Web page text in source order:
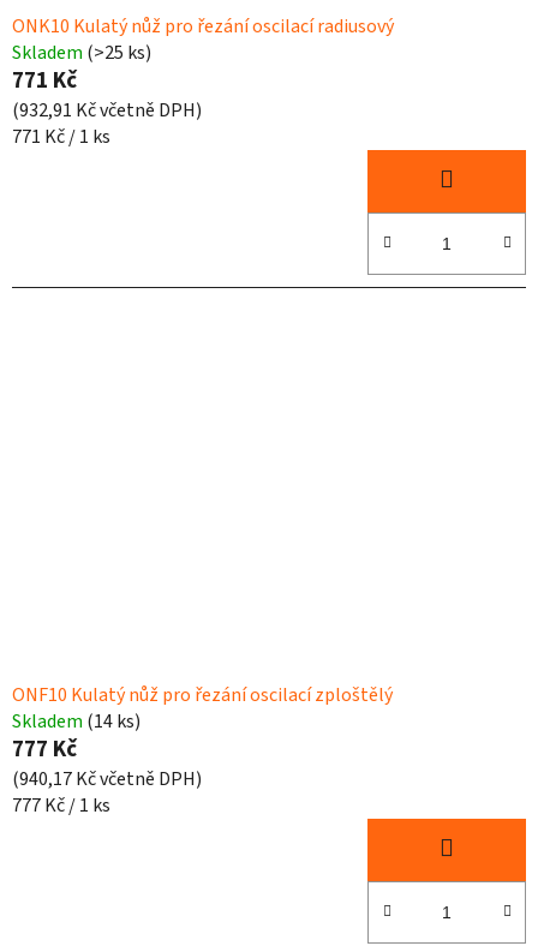
ONK10 Kulatý nůž pro řezání oscilací radiusový
Skladem (>25 ks)
771 Kč
(932,91 Kč včetně DPH)
Měrná
771 Kč / 1 ks
ONF10 Kulatý nůž pro řezání oscilací zploštělý
Skladem (14 ks)
777 Kč
(940,17 Kč včetně DPH)
Měrná
777 Kč / 1 ks